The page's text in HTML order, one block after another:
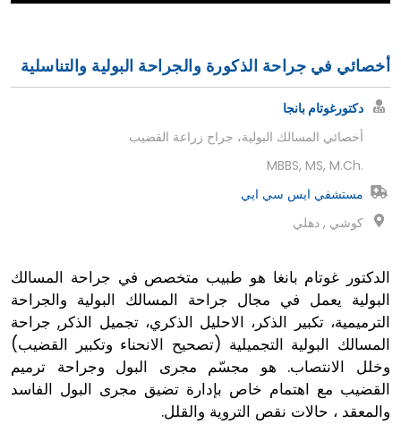
أخصائي في جراحة الذكورة والجراحة البولية والتناسلية
دكتورغوتام بانجا
أخصائي المسالك البولية، جراح زراعة القضيب
MBBS, MS, M.Ch.
مستشفي ايس سي ايي
كوشي , دهلي
الدكتور غوتام بانغا هو طبيب متخصص في جراحة المسالك
البولية يعمل في مجال جراحة المسالك البولية والجراحة
الترميمية، تكبير الذكر، الاحليل الذكري، تجميل الذكر, جراحة
المسالك البولية التجميلية (تصحيح الانحناء وتكبير القضيب)
وخلل الانتصاب. هو مجسّم مجرى البول وجراحة ترميم
القضيب مع اهتمام خاص بإدارة تضيق مجرى البول الفاسد
والمعقد ، حالات نقص التروية والقلل.